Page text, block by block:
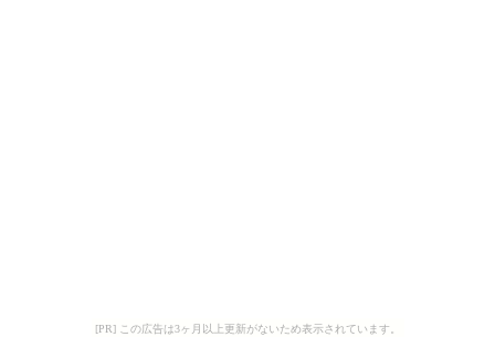
[PR] この広告は3ヶ月以上更新がないため表示されています。